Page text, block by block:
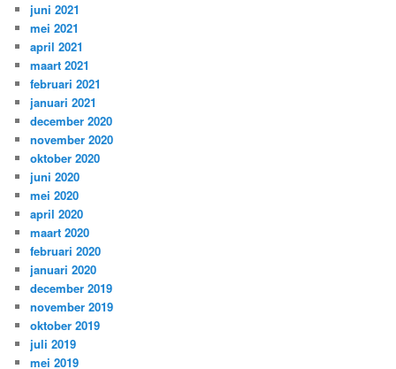
juni 2021
mei 2021
april 2021
maart 2021
februari 2021
januari 2021
december 2020
november 2020
oktober 2020
juni 2020
mei 2020
april 2020
maart 2020
februari 2020
januari 2020
december 2019
november 2019
oktober 2019
juli 2019
mei 2019